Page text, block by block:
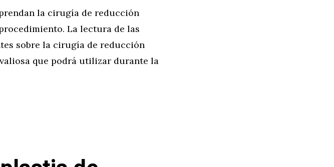
la cirugía de reducción
La lectura de las
sobre la cirugía de reducción
que podrá utilizar durante la